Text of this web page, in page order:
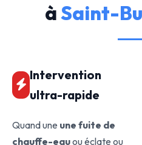
àSaint-
Intervention
ultra-rapide
Quand une une fuite de
chauffe-eauou éclate ou